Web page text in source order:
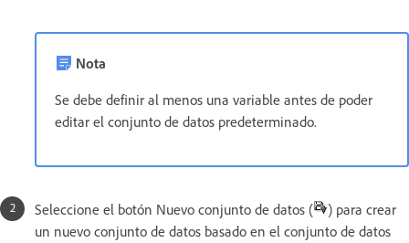
Nota
Se debe definir al menos una variable antes de poder
editar el conjunto de datos predeterminado.
Seleccione el botón Nuevo conjunto de datos (
) para crear
un nuevo conjunto de datos basado en el conjunto de datos